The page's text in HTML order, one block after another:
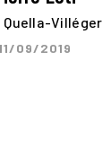
Quella-Villéger
09/2019